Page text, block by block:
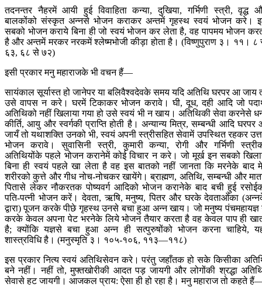
तदनन्तर नैहरमें आयी हुई विवाहिता कन्या, दुखिया, गर्भिणी स्त्री, वृद्ध
बालकोंको संस्कृत अन्नसे भोजन कराकर अन्तमें गृहस्थ स्वयं भोजन करे।
सबको भोजन कराये बिना ही जो स्वयं भोजन कर लेता है, वह पापमय भोजन
है और अन्तमें मरकर नरकमें श्लेष्मभोजी कीड़ा होता है। (विष्णुपुराण ३। ११। ८
६३, ६८ से ७२)
इसी प्रकार मनु महाराजके भी वचन हैं—
सायंकाल सूर्यास्त हो जानेपर या बलिवैश्वदेवके समय यदि अतिथि घरपर आ जाय
उसे वापस न करे। घरमें टिकाकर भोजन करावे। घी, दूध, दही आदि जो
अतिथिको नहीं खिलाया गया हो उसे स्वयं भी न खाय। अतिथिकी सेवा करनेसे
कीर्ति, आयु और स्वर्गकी प्राप्ति होती है। अन्यान्य मित्र, सम्बन्धी आदि घरपर
जायँ तो यथाशक्ति उनको भी, स्वयं अपनी स्त्रीसहित सेवामें उपस्थित रहकर
भोजन करावे। सुवासिनी स्त्री, कुमारी कन्या, रोगी और गर्भिणी
अतिथियोंके पहले भोजन करानेमें कोई विचार न करे। जो मूर्ख इन सबको
बिना ही स्वयं पहले खा लेता है वह इस बातको नहीं जानता कि मरनेके बाद
शरीरको कुत्ते और गीध नोच-नोचकर खायेंगे। ब्राह्मण, अतिथि, सम्बन्धी और
पितासे लेकर नौकरतक पोष्यवर्ग आदिको भोजन करानेके बाद बची हुई
पति-पत्नी भोजन करें। देवता, ऋषि, मनुष्य, पितर और घरके देवताओंका
द्वारा) पूजन करके पीछे गृहस्थ उनसे बचा हुआ अन्न खाय। जो मनुष्य पंचमहायज्ञ
करके केवल अपना पेट भरनेके लिये भोजन तैयार करता है वह केवल पाप ही
है; क्योंकि यज्ञसे बचा हुआ अन्न ही सत्पुरुषोंको भोजन करना चाहिये,
शास्त्रविधि है। (मनुस्मृति ३। १०५-१०६, ११३—११८)
इस प्रकार नित्य स्वयं अतिथिसेवन करे। परंतु जहाँतक हो सके किसीका
बने नहीं। नहीं तो, मुफ्तखोरीकी आदत पड़ जायगी और लोगोंकी श्रद्धा
सेवासे हट जायगी। आजकल प्राय: ऐसा ही हो रहा है। मनु महाराज तो कहते